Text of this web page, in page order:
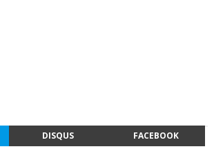
DISQUS FACEBOOK